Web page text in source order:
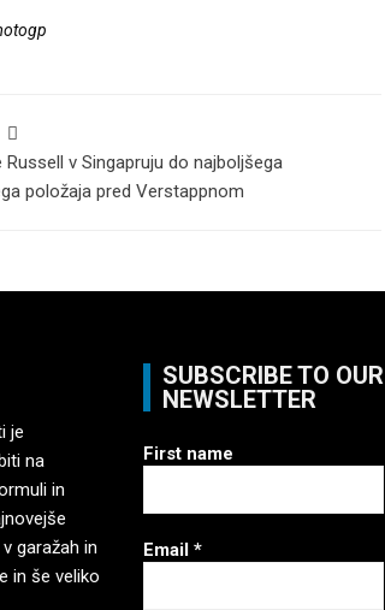
Russell v Singapruju do najboljšega
položaja pred Verstappnom
je
na
in
garažah in
in še veliko
SUBSCRIBE TO OUR
NEWSLETTER
First name
Email*